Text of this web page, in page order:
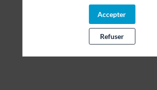
Il manque du contenu : rafraichissez
Accepter
Refuser